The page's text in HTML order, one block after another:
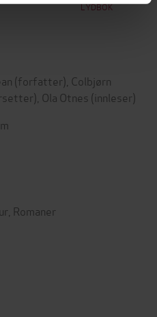
LYDBOK
(forfatter), Colbjørn
Ola Otnes (innleser)
Romaner